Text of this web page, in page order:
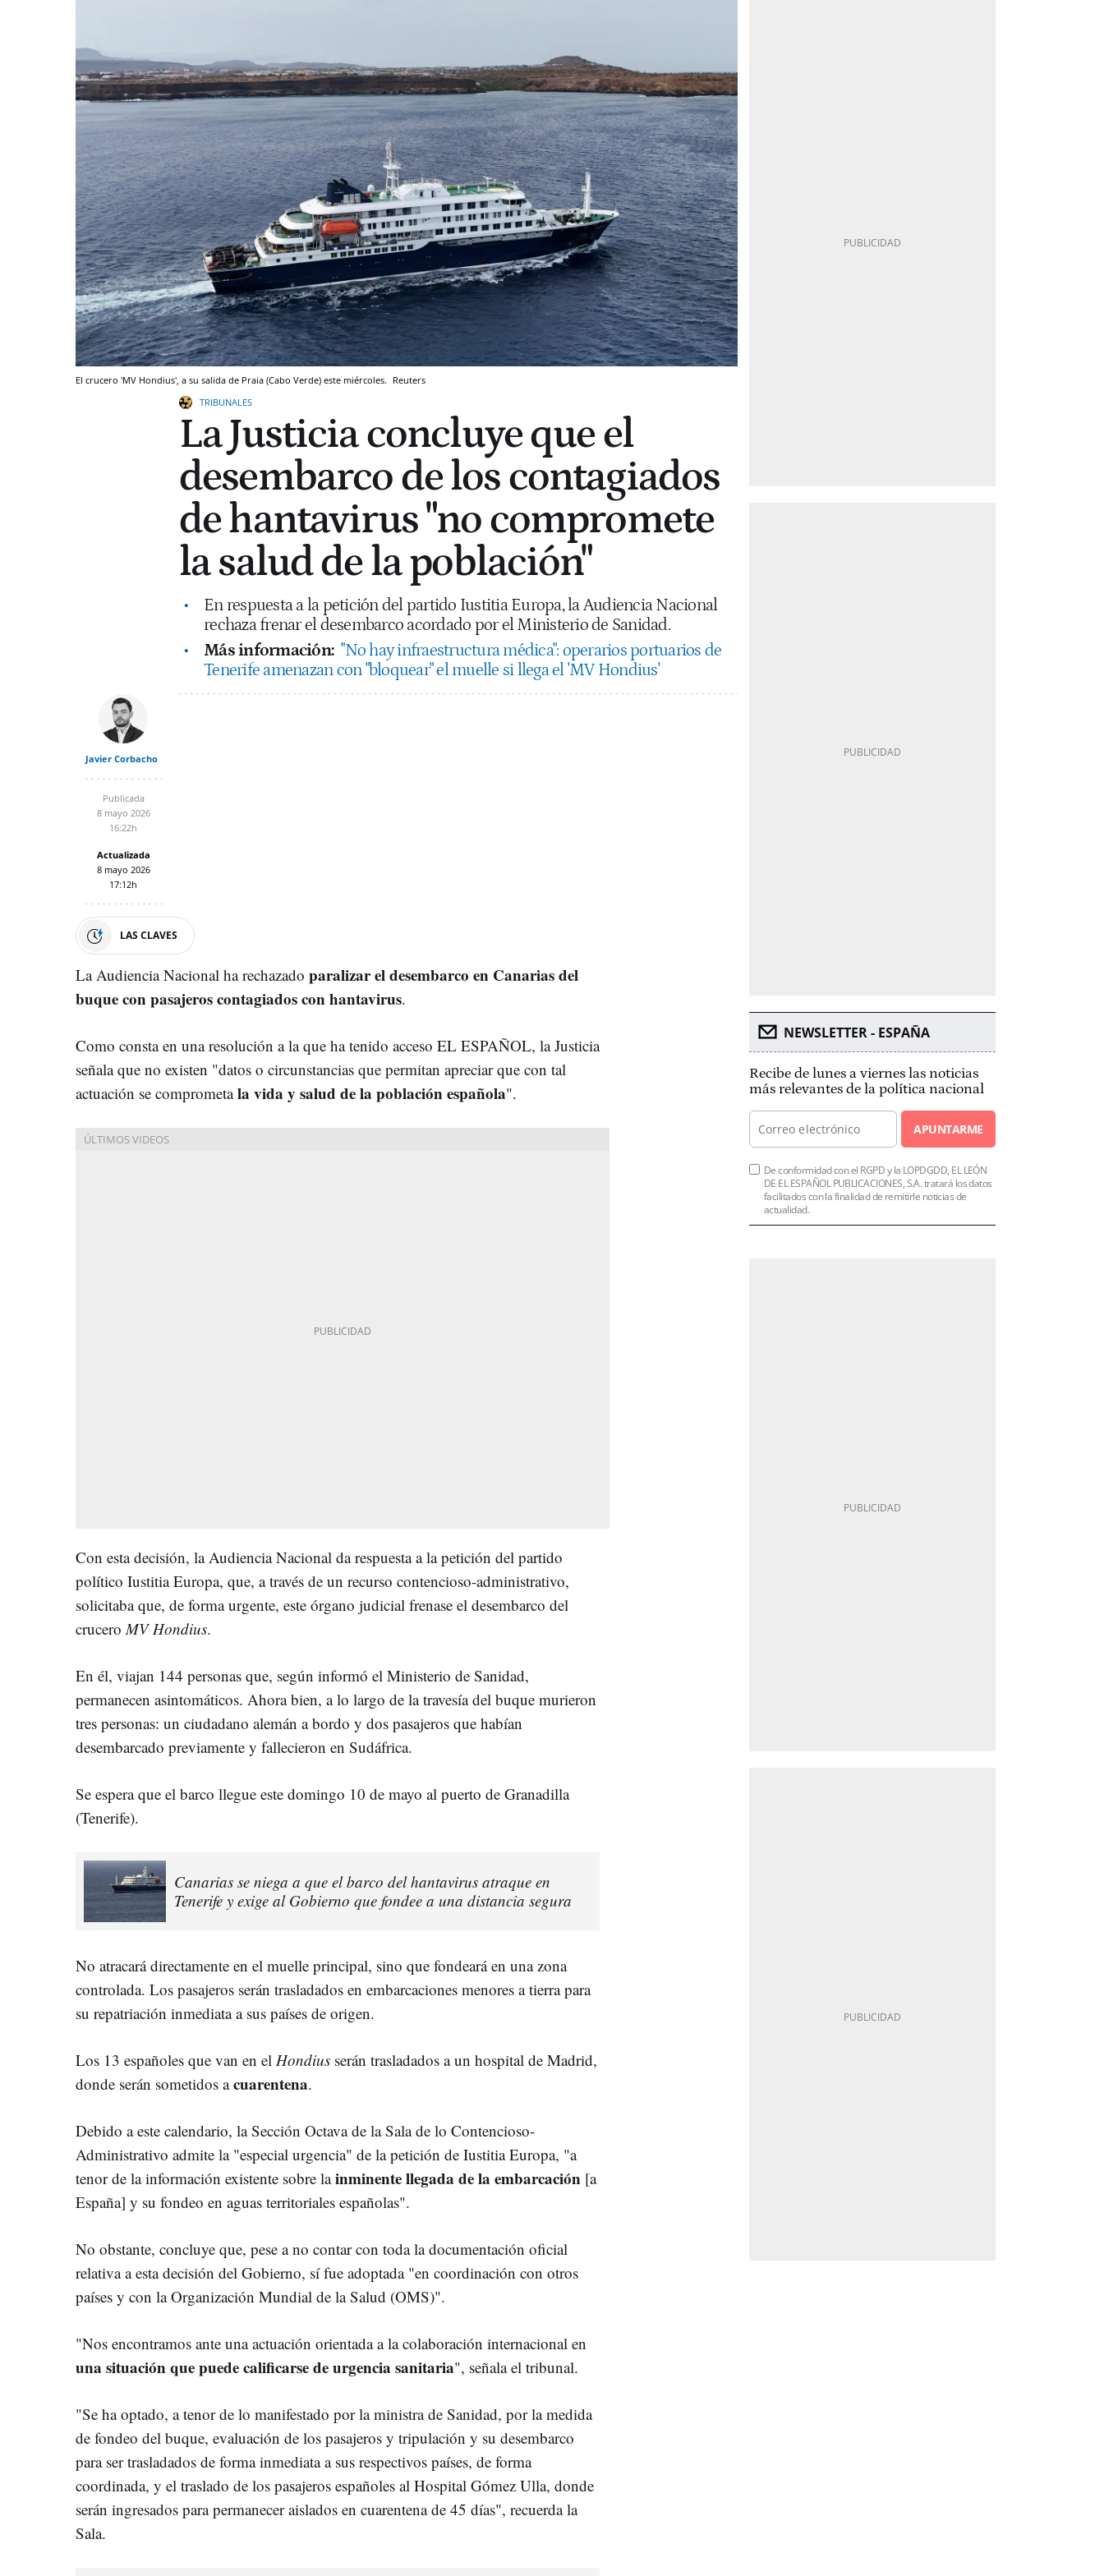
El crucero 'MV Hondius', a su salida de Praia (Cabo Verde) este miércoles. Reuters
TRIBUNALES
La Justicia concluye que el
desembarco de los contagiados
de hantavirus "no compromete
la salud de la población"
En respuesta a la petición del partido Iustitia Europa, la Audiencia Nacional
rechaza frenar el desembarco acordado por el Ministerio de Sanidad.
Más información: "No hay infraestructura médica": operarios portuarios de
Tenerife amenazan con "bloquear" el muelle si llega el 'MV Hondius'
Javier Corbacho
Publicada
8 mayo 2026
16:22h
Actualizada
8 mayo 2026
17:12h
LAS CLAVES
La Audiencia Nacional ha rechazado paralizar el desembarco en Canarias del
buque con pasajeros contagiados con hantavirus.
Como consta en una resolución a la que ha tenido acceso EL ESPAÑOL, la Justicia
señala que no existen "datos o circunstancias que permitan apreciar que con tal
actuación se comprometala vida y salud de la población española".
Con esta decisión, la Audiencia Nacional da respuesta a la petición del partido
político Iustitia Europa, que, a través de un recurso contencioso-administrativo,
solicitaba que, de forma urgente, este órgano judicial frenase el desembarco del
crucero MV Hondius.
En él, viajan 144 personas que, según informó el Ministerio de Sanidad,
permanecen asintomáticos. Ahora bien, a lo largo de la travesía del buque murieron
tres personas: un ciudadano alemán a bordo y dos pasajeros que habían
desembarcado previamente y fallecieron en Sudáfrica.
Se espera que el barco llegue este domingo 10 de mayo al puerto de Granadilla
(Tenerife).
Canarias se niega a que el barco del hantavirus atraque en
Tenerife y exige al Gobierno que fondee a una distancia segura
No atracará directamente en el muelle principal, sino que fondeará en una zona
controlada. Los pasajeros serán trasladados en embarcaciones menores a tierra para
su repatriación inmediata a sus países de origen.
Los 13 españoles que van en el Hondius serán trasladados a un hospital de Madrid,
donde serán sometidos acuarentena.
Debido a este calendario, la Sección Octava de la Sala de lo Contencioso-
Administrativo admite la "especial urgencia" de la petición de Iustitia Europa, "a
tenor de la información existente sobre lainminente llegada de la embarcación [a
España] y su fondeo en aguas territoriales españolas".
No obstante, concluye que, pese a no contar con toda la documentación oficial
relativa a esta decisión del Gobierno, sí fue adoptada "en coordinación con otros
países y con la Organización Mundial de la Salud (OMS)".
"Nos encontramos ante una actuación orientada a la colaboración internacional en
una situación que puede calificarse de urgencia sanitaria", señala el tribunal.
"Se ha optado, a tenor de lo manifestado por la ministra de Sanidad, por la medida
de fondeo del buque, evaluación de los pasajeros y tripulación y su desembarco
para ser trasladados de forma inmediata a sus respectivos países, de forma
coordinada, y el traslado de los pasajeros españoles al Hospital Gómez Ulla, donde
serán ingresados para permanecer aislados en cuarentena de 45 días", recuerda la
Sala.
NEWSLETTER - ESPAÑA
Recibe de lunes a viernes las noticias
más relevantes de la política nacional
APUNTARME
De conformidad con el RGPD y la LOPDGDD, EL LEÓN
DE EL ESPAÑOL PUBLICACIONES, S.A. tratará los datos
facilitados con la finalidad de remitirle noticias de
actualidad.